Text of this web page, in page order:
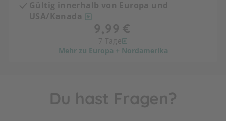
Gültig innerhalb von Europa und
USA/Kanada
7 Tage
Mehr zu Europa + Nordamerika
Du hast Fragen?